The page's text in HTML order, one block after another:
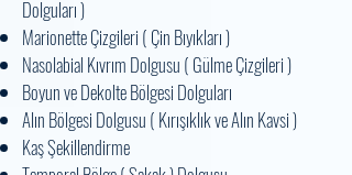
Dolguları )
Marionette Çizgileri ( Çin Bıyıkları )
Nasolabial Kıvrım Dolgusu ( Gülme Çizgileri )
Boyun ve Dekolte Bölgesi Dolguları
Alın Bölgesi Dolgusu ( Kırışıklık ve Alın Kavsi )
Kaş Şekillendirme